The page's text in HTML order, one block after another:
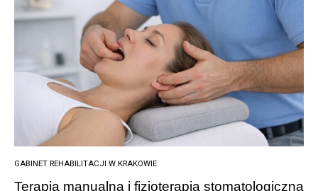
GABINET REHABILITACJI W KRAKOWIE
Terapia manualna i fizjoterapia stomatologiczna